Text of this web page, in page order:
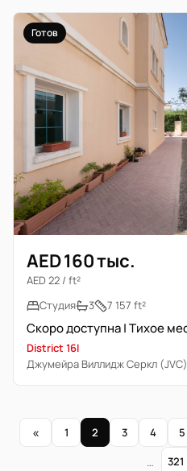
Готов
AED 160 тыс.
AED 22 / ft²
Студия
3 7 157 ft²
District 16I
Джумейра Виллидж Серкл (JVC)
« 1 2 3 4 5
… 321